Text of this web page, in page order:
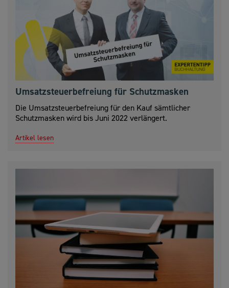
Umsatzsteuerbefreiung für Schutzmasken
Die Umsatzsteuerbefreiung für den Kauf sämtlicher
Schutzmasken wird bis Juni 2022 verlängert.
Artikel lesen